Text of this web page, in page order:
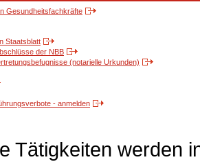
Gesundheitsfachkräfte
Staatsblatt
der NBB
(notarielle Urkunden)
- anmelden
Tätigkeiten werden